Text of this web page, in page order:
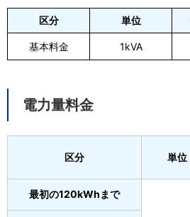
区分 単位
基本料金 1kVA
電力量料金
区分 単位
最初の120kWhまで